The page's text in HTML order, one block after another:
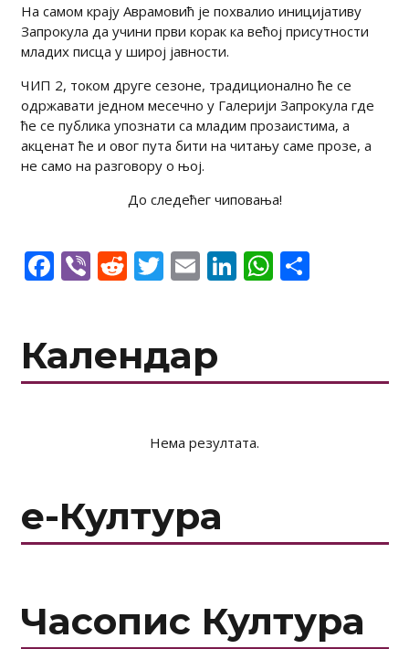
На самом крају Аврамовић је похвалио иницијативу
Запрокула да учини први корак ка већој присутности
младих писца у широј јавности.
ЧИП 2, током друге сезоне, традиционално ће се
одржавати једном месечно у Галерији Запрокула где
ће се публика упознати са младим прозаистима, а
акценат ће и овог пута бити на читању саме прозе, а
не само на разговору о њој.
До следећег чиповања!
Facebook
ViberReddit
Twitter
EmailLinkedInShare
Календар
Нема резултата.
е-Култура
Часопис Култура